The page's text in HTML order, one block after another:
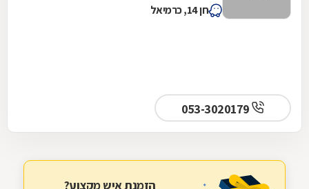
חן 14, כרמיאל
הזמנת איש מקצוע?